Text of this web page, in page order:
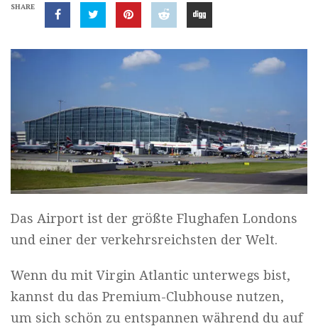
SHARE
Das Airport ist der größte Flughafen Londons
und einer der verkehrsreichsten der Welt.
Wenn du mit Virgin Atlantic unterwegs bist,
kannst du das Premium-Clubhouse nutzen,
um sich schön zu entspannen während du auf